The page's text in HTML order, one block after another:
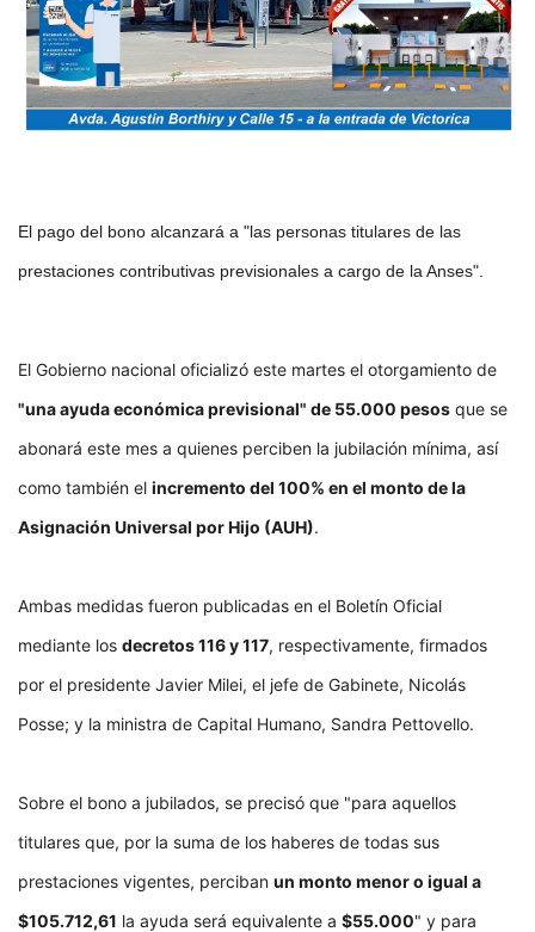
El pago del bono alcanzará a "las personas titulares de las
prestaciones contributivas previsionales a cargo de la Anses".
El Gobierno nacional oficializó este martes el otorgamiento de
"una ayuda económica previsional" de 55.000 pesos que se
abonará este mes a quienes perciben la jubilación mínima, así
como también el incremento del 100% en el monto de la
Asignación Universal por Hijo (AUH).
Ambas medidas fueron publicadas en el Boletín Oficial
mediante los decretos 116 y 117, respectivamente, firmados
por el presidente Javier Milei, el jefe de Gabinete, Nicolás
Posse; y la ministra de Capital Humano, Sandra Pettovello.
Sobre el bono a jubilados, se precisó que "para aquellos
titulares que, por la suma de los haberes de todas sus
prestaciones vigentes, perciban un monto menor o igual a
$105.712,61 la ayuda será equivalente a $55.000" y para